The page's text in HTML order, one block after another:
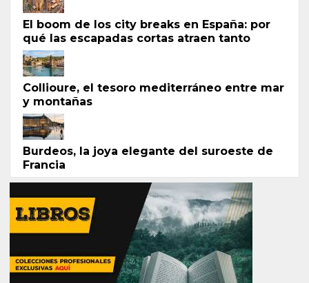
El boom de los city breaks en España: por
qué las escapadas cortas atraen tanto
Collioure, el tesoro mediterráneo entre mar
y montañas
Burdeos, la joya elegante del suroeste de
Francia